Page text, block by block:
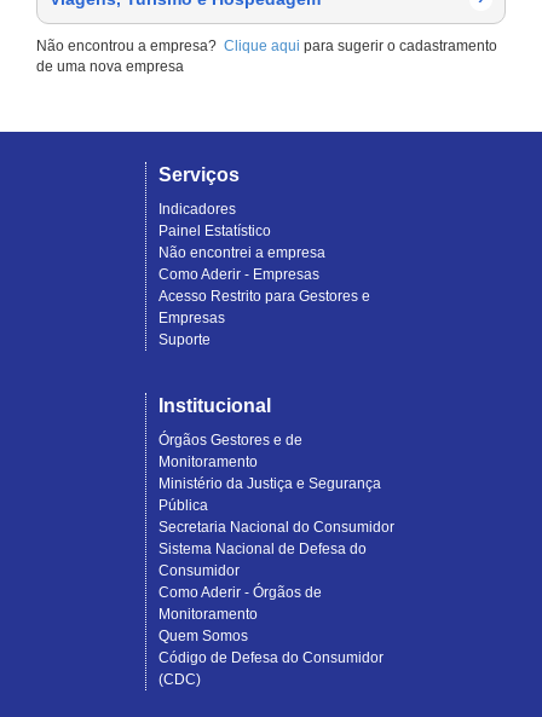
Não encontrou a empresa? Clique aqui para sugerir o cadastramento
de uma nova empresa
Serviços
Indicadores
Painel Estatístico
Não encontrei a empresa
Como Aderir - Empresas
Acesso Restrito para Gestores e
Empresas
Suporte
Institucional
Órgãos Gestores e de
Monitoramento
Ministério da Justiça e Segurança
Pública
Secretaria Nacional do Consumidor
Sistema Nacional de Defesa do
Consumidor
Como Aderir - Órgãos de
Monitoramento
Quem Somos
Código de Defesa do Consumidor
(CDC)